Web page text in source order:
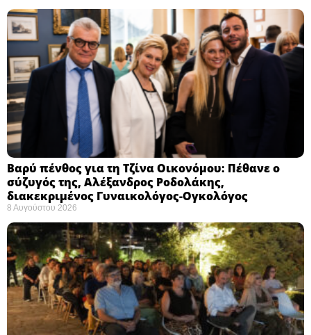
Βαρύ πένθος για τη Τζίνα Οικονόμου: Πέθανε ο
σύζυγός της, Αλέξανδρος Ροδολάκης,
διακεκριμένος Γυναικολόγος-Ογκολόγος
8 Αυγούστου 2026